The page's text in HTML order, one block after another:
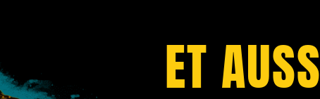
ET AUSSI